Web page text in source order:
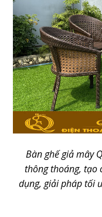
Bàn ghế giả mây
thông thoáng, tạo
dụng, giải pháp tối